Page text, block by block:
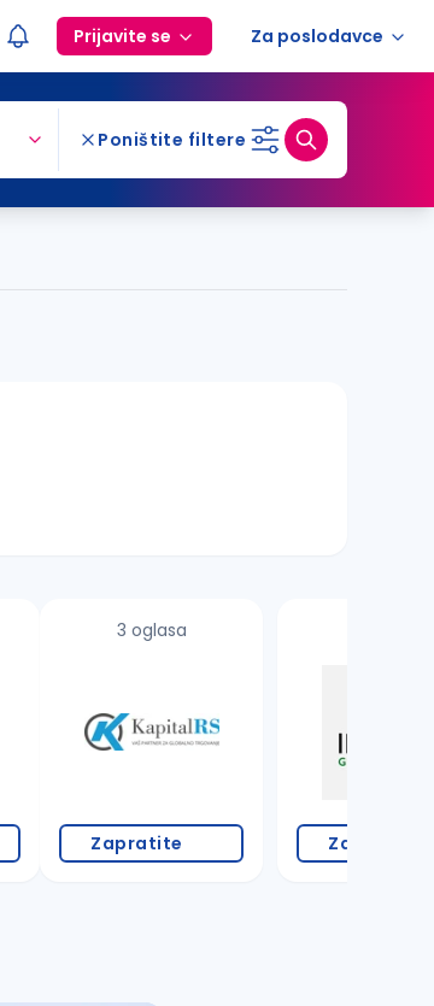
Prijavite se Za poslodavce
Poništite filtere
3 oglasa
Zapratite Zapratite